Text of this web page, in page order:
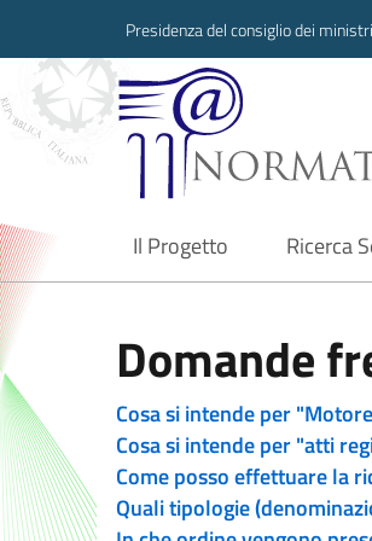
Presidenza del consiglio dei ministri
Il Progetto
current Ricerca
Domande
Cosa si intende per
Cosa si intende per "atti
Come posso effettuare la
Quali tipologie